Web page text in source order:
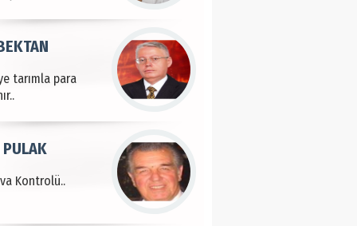
tarımla para
Kontrolü..
PULAK